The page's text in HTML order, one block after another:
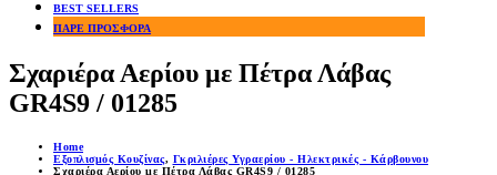
BEST SELLERS
ΠΑΡΕ ΠΡΟΣΦΟΡΑ
Σχαριέρα Αερίου με Πέτρα Λάβας
GR4S9 / 01285
Home
Εξοπλισμός Κουζίνας, Γκριλιέρες Υγραερίου - Ηλεκτρικές - Κάρβουνου
Σχαριέρα Αερίου με Πέτρα Λάβας GR4S9 / 01285